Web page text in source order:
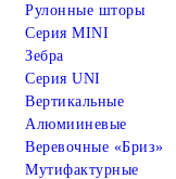
Рулонные шторы
Серия MINI
Зебра
Серия UNI
Вертикальные
Алюмииневые
Веревочные «Бриз»
Мутифактурные